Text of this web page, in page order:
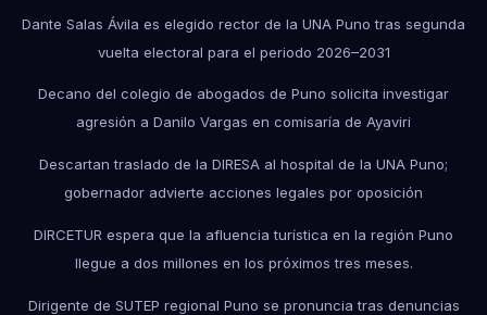
Dante Salas Ávila es elegido rector de la UNA Puno tras segunda
vuelta electoral para el periodo 2026–2031
Decano del colegio de abogados de Puno solicita investigar
agresión a Danilo Vargas en comisaría de Ayaviri
Descartan traslado de la DIRESA al hospital de la UNA Puno;
gobernador advierte acciones legales por oposición
DIRCETUR espera que la afluencia turística en la región Puno
llegue a dos millones en los próximos tres meses.
Dirigente de SUTEP regional Puno se pronuncia tras denuncias